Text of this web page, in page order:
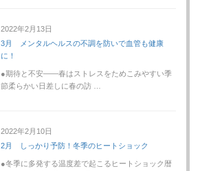
2022年2月13日
3月 メンタルヘルスの不調を防いで血管も健康
に！
●期待と不安――春はストレスをためこみやすい季
節柔らかい日差しに春の訪 …
2022年2月10日
2月 しっかり予防！冬季のヒートショック
●冬季に多発する温度差で起こるヒートショック暦